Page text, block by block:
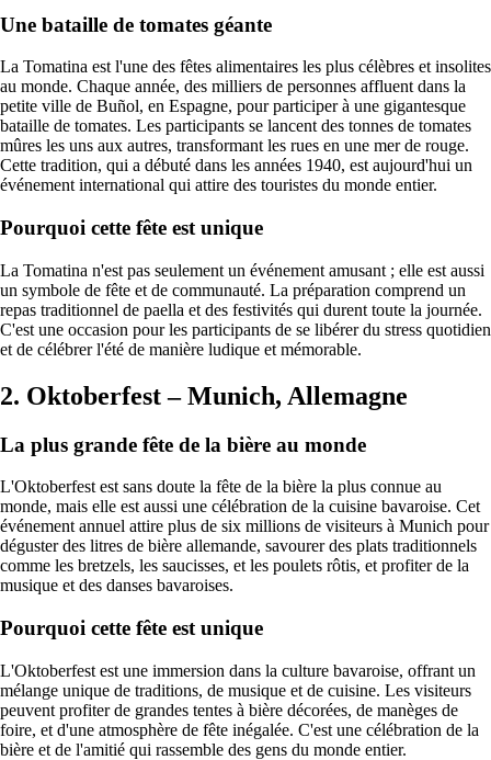
Une bataille de tomates géante
La Tomatina est l'une des fêtes alimentaires les plus célèbres et insolites
au monde. Chaque année, des milliers de personnes affluent dans la
petite ville de Buñol, en Espagne, pour participer à une gigantesque
bataille de tomates. Les participants se lancent des tonnes de tomates
mûres les uns aux autres, transformant les rues en une mer de rouge.
Cette tradition, qui a débuté dans les années 1940, est aujourd'hui un
événement international qui attire des touristes du monde entier.
Pourquoi cette fête est unique
La Tomatina n'est pas seulement un événement amusant ; elle est aussi
un symbole de fête et de communauté. La préparation comprend un
repas traditionnel de paella et des festivités qui durent toute la journée.
C'est une occasion pour les participants de se libérer du stress quotidien
et de célébrer l'été de manière ludique et mémorable.
2. Oktoberfest – Munich, Allemagne
La plus grande fête de la bière au monde
L'Oktoberfest est sans doute la fête de la bière la plus connue au
monde, mais elle est aussi une célébration de la cuisine bavaroise. Cet
événement annuel attire plus de six millions de visiteurs à Munich pour
déguster des litres de bière allemande, savourer des plats traditionnels
comme les bretzels, les saucisses, et les poulets rôtis, et profiter de la
musique et des danses bavaroises.
Pourquoi cette fête est unique
L'Oktoberfest est une immersion dans la culture bavaroise, offrant un
mélange unique de traditions, de musique et de cuisine. Les visiteurs
peuvent profiter de grandes tentes à bière décorées, de manèges de
foire, et d'une atmosphère de fête inégalée. C'est une célébration de la
bière et de l'amitié qui rassemble des gens du monde entier.